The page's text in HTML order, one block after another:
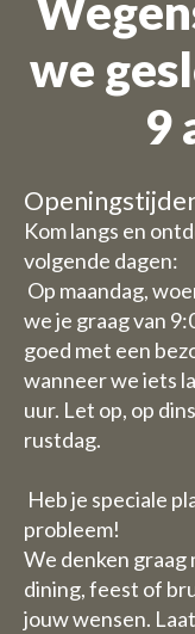
we
9
Kom langs en
volgende dagen:
Op maandag,
we je graag van
goed met een
wanneer we iets
uur. Let op, op
rustdag.
Heb je speciale
probleem!
We denken graag
dining, feest of
jouw wensen.